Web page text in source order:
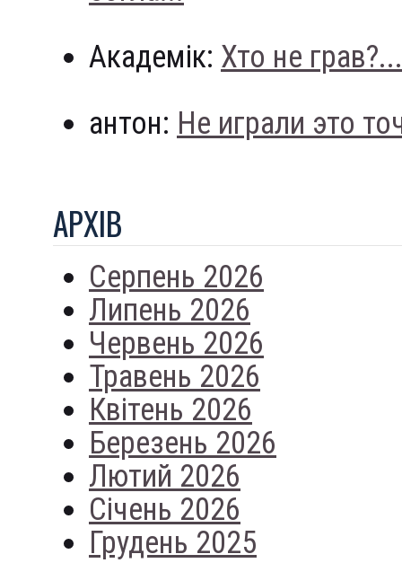
Академік: Хто не грав?...
антон: Не играли это
АРХIВ
Серпень 2026
Липень 2026
Червень 2026
Травень 2026
Квітень 2026
Березень 2026
Лютий 2026
Січень 2026
Грудень 2025